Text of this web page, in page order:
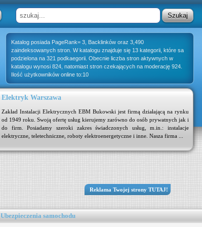
Katalog posiada PageRank= 3, Backlinków oraz 3,490
zaindeksowanych stron. W katalogu znajduje się 13 kategorii, które sa
podzielona na 321 podkaegorii. Obecnie liczba stron aktywnych w
katalogu wynosi 824, natomiast stron czekających na moderację 924.
Ilość użytkowników online to:10
Elektryk Warszawa
Zakład Instalacji Elektrycznych EBM Bukowski jest firmą działającą na rynku
od 1949 roku. Swoją ofertę usług kierujemy zarówno do osób prywatnych jak i
do firm. Posiadamy szeroki zakres świadczonych usług, m.in.: instalacje
elektryczne, teletechniczne, roboty elektroenergetyczne i inne. Nasza firma ...
Reklama Twojej strony TUTAJ!
Ubezpieczenia samochodu